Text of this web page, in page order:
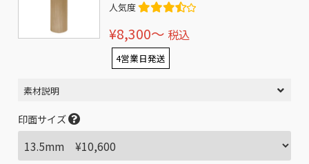
人気度
¥8,300〜 税込
4営業日発送
素材説明
印面サイズ